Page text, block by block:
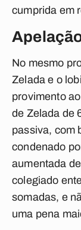
cumprida em
No mesmo
Zelada e o
provimento
de Zelada de
passiva, com
condenado
aumentada
colegiado
somadas, e
uma pena